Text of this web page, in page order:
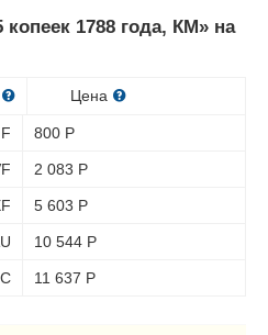
1788 года, КМ» на
Цена
F 800 Р
2 083 Р
5 603 Р
10 544 Р
11 637 Р